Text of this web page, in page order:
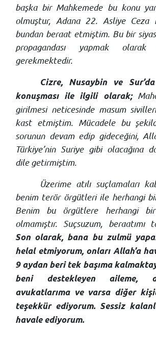
başka bir Mahkemede bu konu
olmuştur, Adana 22. Asliye Ceza
bundan beraat etmiştim. Bu bir
propagandası yapmak olarak
gerekmektedir.
Cizre, Nusaybin ve
konuşması ile ilgili olarak;
girilmesi neticesinde masum
kast etmiştim. Mücadele bu
sorunun devam edip gideceğini,
Türkiye’nin Suriye gibi olacağına
dile getirmiştim.
Üzerime atılı suçlamaları
benim terör örgütleri ile herhangi
Benim bu örgütlere herhangi bir
olmamıştır. Suçsuzum, beraatımı
Son olarak, bana bu zulmü
helal etmiyorum, onları Allah’a
9 aydan beri tek başıma
beni destekleyen aileme,
avukatlarıma ve varsa diğer
teşekkür ediyorum. Sessiz
havale ediyorum.